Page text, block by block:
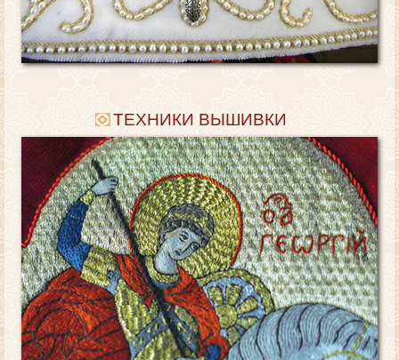
ТЕХНИКИ ВЫШИВКИ